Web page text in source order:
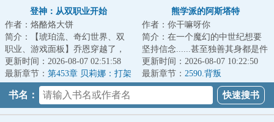
无缺的个人秀
登神：从双职业开始
作者：烙酪烙大饼
简介：【琥珀流、奇幻世界、双
职业、游戏面板】乔恩穿越了，
穿越进他所玩的游戏《伊诺》之
中，成了一个被...
更新时间：2026-08-07 02:51:58
最新章节： 第453章 贝莉娜：打架
怎么能不带我？
熊学派的阿斯塔特
作者：你干嘛呀你
简介：在一个魔幻的中世纪想要
坚持信念......甚至独善其身都是件
难事。因为这里的平民并不淳
朴，他们愚昧...
更新时间：2026-08-07 10:22:50
最新章节： 2590.背叛
书名：